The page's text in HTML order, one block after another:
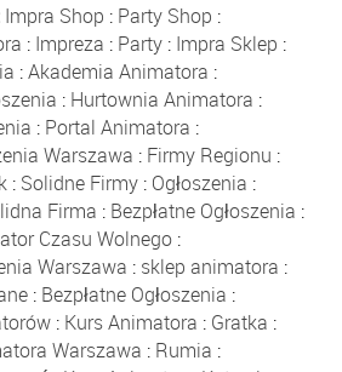
Impra Shop : Party Shop :
: Impreza : Party : Impra Sklep :
:Akademia Animatora :
: Hurtownia Animatora :
: Portal Animatora :
Warszawa : Firmy Regionu :
: Solidne Firmy: Ogłoszenia :
Firma : Bezpłatne Ogłoszenia :
Czasu Wolnego:
Warszawa : sklep animatora :
: Bezpłatne Ogłoszenia :
: Kurs Animatora : Gratka :
Warszawa : Rumia :